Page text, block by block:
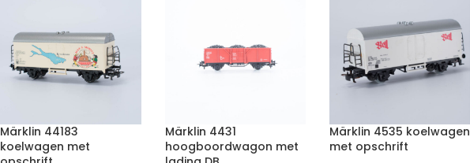
Märklin 44183
koelwagen met
Märklin 4431
hoogboordwagon met
Märklin 4535 koelwagen
met opschrift